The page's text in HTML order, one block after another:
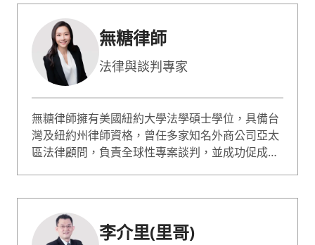
選最有影響力的 50 位心理諮詢師。諮詢服務超過
10000人次；專長職業生涯規劃、自信 / 自我價值
提升、性少數 / 非典型關係。
無糖律師
法律與談判專家
無糖律師擁有美國紐約大學法學碩士學位，具備台
灣及紐約州律師資格，曾任多家知名外商公司亞太
區法律顧問，負責全球性專案談判，並成功促成多
略、企業法遵合規等。 無糖律師著有《識人談判
課》與《誰說只是約會，你就不用懂法律？》書
籍，以實務案例剖析談判技巧與法律思維。時常至
李介里(里哥)